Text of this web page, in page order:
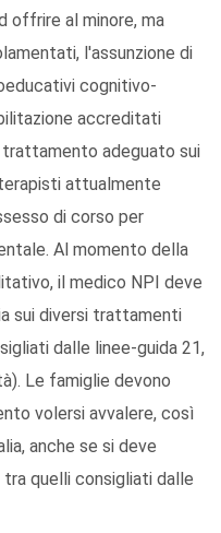
offrire al minore, ma
l'assunzione di
cognitivo-
accreditati
trattamento adeguato sui
attualmente
di corso per
Al momento della
il medico NPI deve
sui diversi trattamenti
dalle linee-guida 21,
Le famiglie devono
volersi avvalere, così
anche se si deve
quelli consigliati dalle